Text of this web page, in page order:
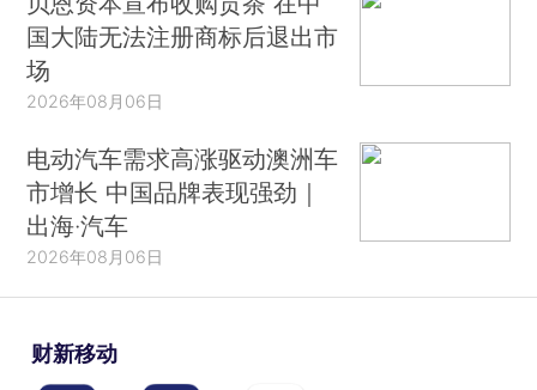
国大陆无法注册商标后退出市
场
2026年08月06日
电动汽车需求高涨驱动澳洲车
市增长 中国品牌表现强劲｜
出海·汽车
2026年08月06日
财新移动